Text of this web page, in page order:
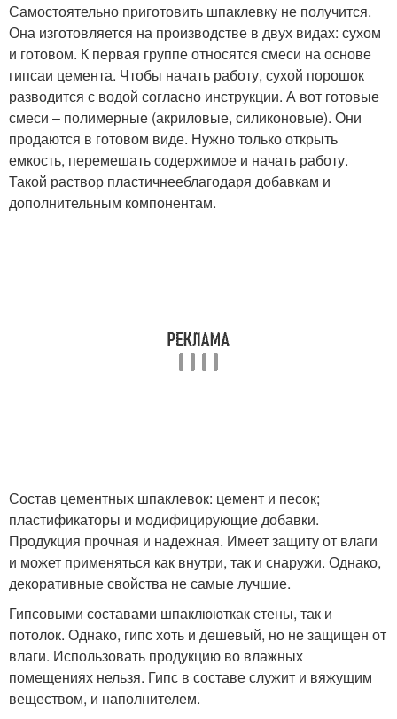
Самостоятельно приготовить шпаклевку не получится.
Она изготовляется на производстве в двух видах: сухом
и готовом. К первая группе относятся смеси на основе
гипсаи цемента. Чтобы начать работу, сухой порошок
разводится с водой согласно инструкции. А вот готовые
смеси – полимерные (акриловые, силиконовые). Они
продаются в готовом виде. Нужно только открыть
емкость, перемешать содержимое и начать работу.
Такой раствор пластичнееблагодаря добавкам и
дополнительным компонентам.
Состав цементных шпаклевок: цемент и песок;
пластификаторы и модифицирующие добавки.
Продукция прочная и надежная. Имеет защиту от влаги
и может применяться как внутри, так и снаружи. Однако,
декоративные свойства не самые лучшие.
Гипсовыми составами шпаклююткак стены, так и
потолок. Однако, гипс хоть и дешевый, но не защищен от
влаги. Использовать продукцию во влажных
помещениях нельзя. Гипс в составе служит и вяжущим
веществом, и наполнителем.